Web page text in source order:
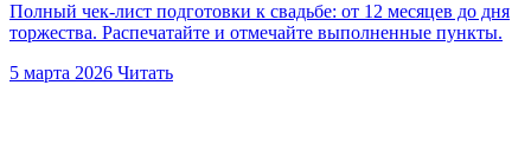
Полный чек-лист подготовки к свадьбе: от 12 месяцев до дня
торжества. Распечатайте и отмечайте выполненные пункты.
5 марта 2026 Читать